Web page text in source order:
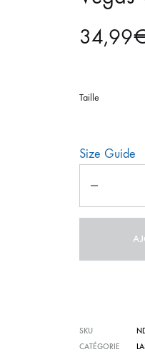
34,99
Taille
Size Guide
SKU
CATÉGORIE